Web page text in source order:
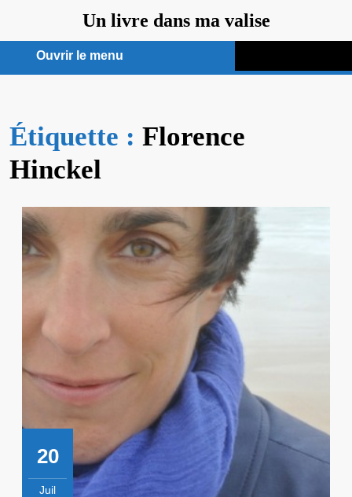
contenu
Un livre dans ma valise
Ouvrir le menu
menu
Étiquette : Florence
Hinckel
20
Juil